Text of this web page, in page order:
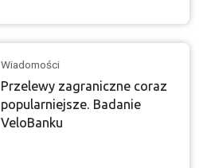
Wiadomości
Przelewy zagraniczne coraz
popularniejsze. Badanie
VeloBanku